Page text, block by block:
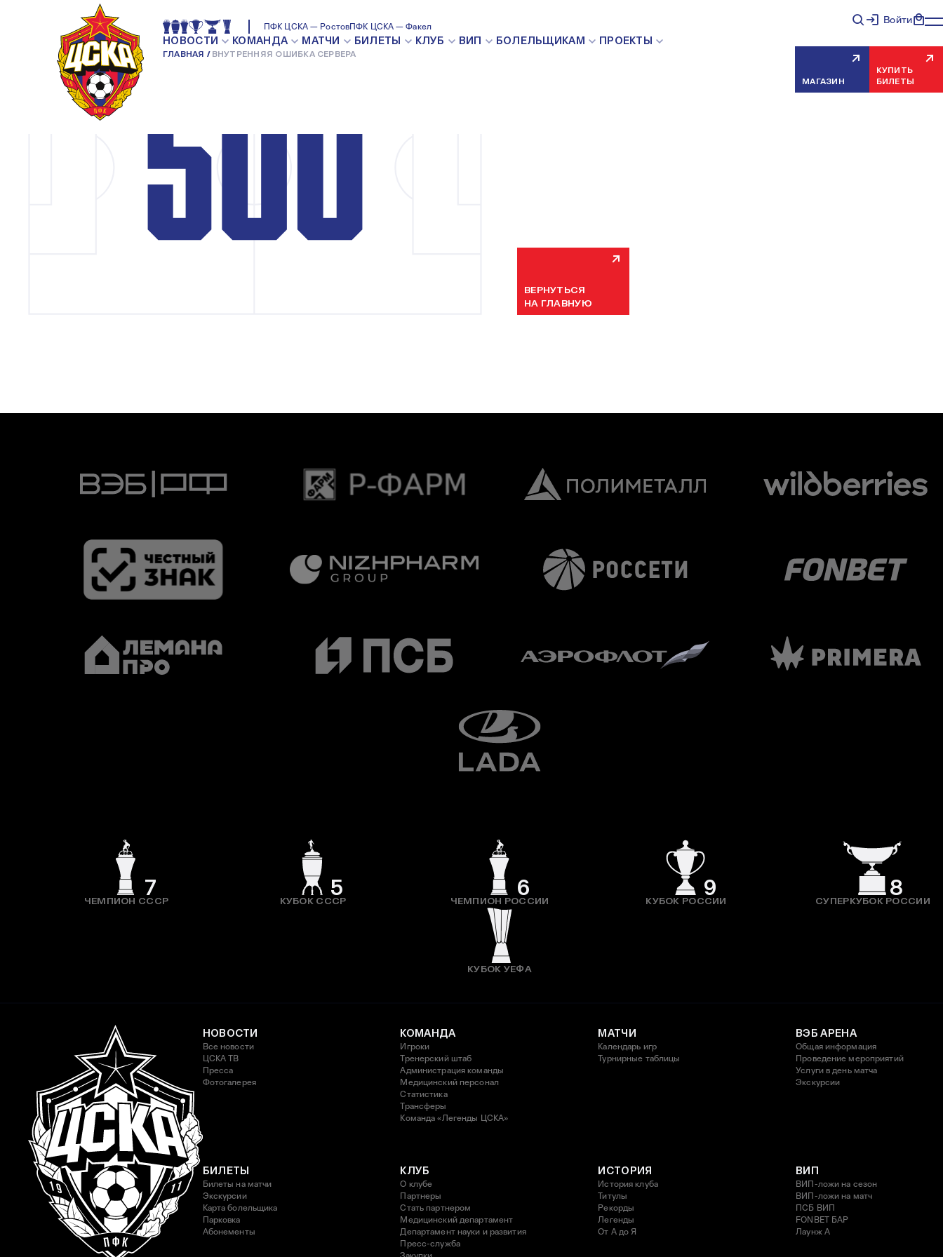
ПФК ЦСКА — РостовПФК ЦСКА — Факел
НОВОСТИ КОМАНДА МАТЧИ БИЛЕТЫ КЛУБ ВИП БОЛЕЛЬЩИКАМ ПРОЕКТЫ
ГЛАВНАЯ ВНУТРЕННЯЯ ОШИБКА СЕРВЕРА
Войти
МАГАЗИН
КУПИТЬ
БИЛЕТЫ
ВНУТРЕННЯЯ ОШИБКА СЕРВЕРА
Мы уже устраняем неисправность, попробуйте обновить страницу через
ВЕРНУТЬСЯ
НА ГЛАВНУЮ
7
ЧЕМПИОН СССР
5
КУБОК СССР
6
ЧЕМПИОН РОССИИ
9
КУБОК РОССИИ
8
СУПЕРКУБОК РОССИИ
КУБОК УЕФА
НОВОСТИ
Все новости
ЦСКА ТВ
Пресса
Фотогалерея
КОМАНДА
Игроки
Тренерский штаб
Администрация команды
Медицинский персонал
Статистика
Трансферы
Команда «Легенды ЦСКА»
МАТЧИ
Календарь игр
Турнирные таблицы
ВЭБ АРЕНА
Общая информация
Проведение мероприятий
Услуги в день матча
Экскурсии
БИЛЕТЫ
Билеты на матчи
Экскурсии
Карта болельщика
Парковка
Абонементы
КЛУБ
О клубе
Партнеры
Стать партнером
Медицинский департамент
Департамент науки и развития
Пресс-служба
ИСТОРИЯ
История клуба
Титулы
Рекорды
Легенды
От А до Я
ВИП
ВИП-ложи на сезон
ВИП-ложи на матч
ПСБ ВИП
FONBET БАР
Лаунж A